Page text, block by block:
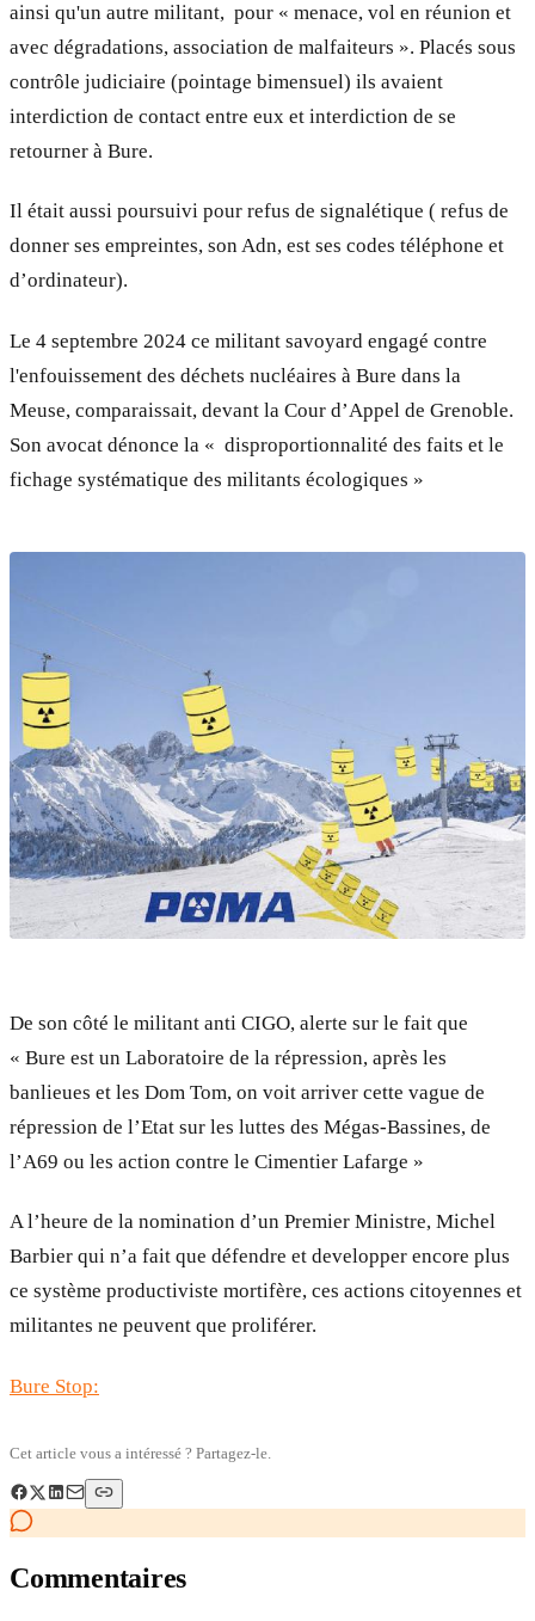
ainsi qu'un autre militant, pour « menace, vol en réunion et
avec dégradations, association de malfaiteurs ». Placés sous
contrôle judiciaire (pointage bimensuel) ils avaient
interdiction de contact entre eux et interdiction de se
retourner à Bure.
Il était aussi poursuivi pour refus de signalétique ( refus de
donner ses empreintes, son Adn, est ses codes téléphone et
d’ordinateur).
Le 4 septembre 2024 ce militant savoyard engagé contre
l'enfouissement des déchets nucléaires à Bure dans la
Meuse, comparaissait, devant la Cour d’Appel de Grenoble.
Son avocat dénonce la « disproportionnalité des faits et le
fichage systématique des militants écologiques »
De son côté le militant anti CIGO, alerte sur le fait que
« Bure est un Laboratoire de la répression, après les
banlieues et les Dom Tom, on voit arriver cette vague de
répression de l’Etat sur les luttes des Mégas-Bassines, de
l’A69 ou les action contre le Cimentier Lafarge »
A l’heure de la nomination d’un Premier Ministre, Michel
Barbier qui n’a fait que défendre et developper encore plus
ce système productiviste mortifère, ces actions citoyennes et
militantes ne peuvent que proliférer.
Bure Stop:
Cet article vous a intéressé ? Partagez-le.
Commentaires